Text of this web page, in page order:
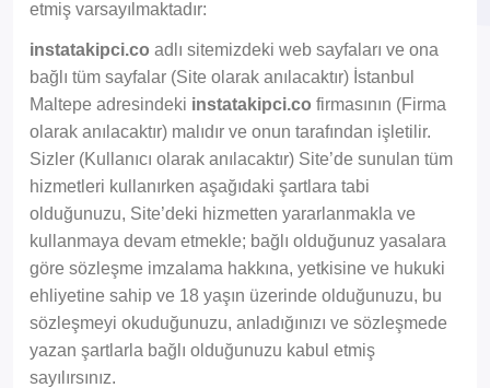
etmiş varsayılmaktadır:
instatakipci.co adlı sitemizdeki web sayfaları ve ona
bağlı tüm sayfalar (Site olarak anılacaktır) İstanbul
Maltepe adresindeki instatakipci.co firmasının (Firma
olarak anılacaktır) malıdır ve onun tarafından işletilir.
Sizler (Kullanıcı olarak anılacaktır) Site’de sunulan tüm
hizmetleri kullanırken aşağıdaki şartlara tabi
olduğunuzu, Site’deki hizmetten yararlanmakla ve
kullanmaya devam etmekle; bağlı olduğunuz yasalara
göre sözleşme imzalama hakkına, yetkisine ve hukuki
ehliyetine sahip ve 18 yaşın üzerinde olduğunuzu, bu
sözleşmeyi okuduğunuzu, anladığınızı ve sözleşmede
yazan şartlarla bağlı olduğunuzu kabul etmiş
sayılırsınız.